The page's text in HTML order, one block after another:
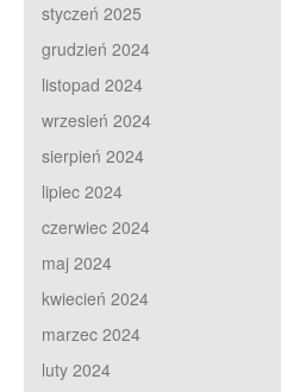
styczeń 2025
grudzień 2024
listopad 2024
wrzesień 2024
sierpień 2024
lipiec 2024
czerwiec 2024
maj 2024
kwiecień 2024
marzec 2024
luty 2024